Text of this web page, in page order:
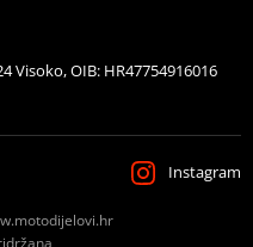
Visoko, OIB: HR47754916016
Instagram